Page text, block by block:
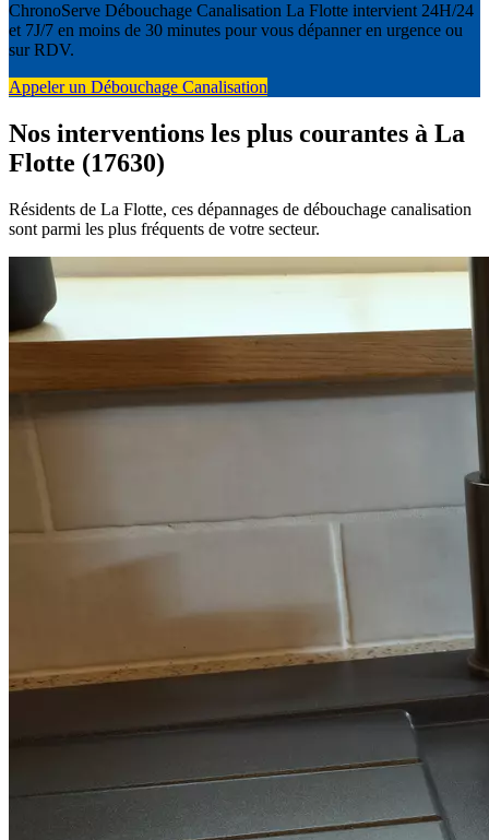
ChronoServe Débouchage Canalisation La Flotte intervient 24H/24
et 7J/7 en moins de 30 minutes pour vous dépanner en urgence ou
sur RDV.
Appeler un Débouchage Canalisation
Nos interventions les plus courantes à La
Flotte (17630)
Résidents de La Flotte, ces dépannages de débouchage canalisation
sont parmi les plus fréquents de votre secteur.